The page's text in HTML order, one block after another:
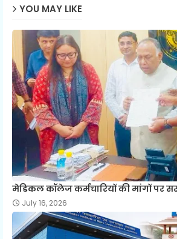
YOU MAY LIKE
मेडिकल कॉलेज कर्मचारियों की मांगों पर
July 16, 2026